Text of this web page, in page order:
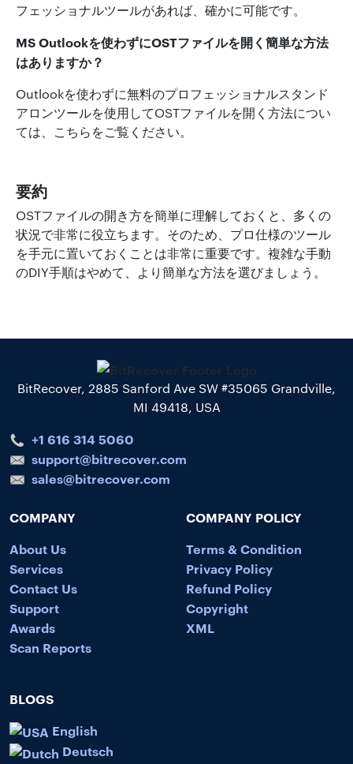
フェッショナルツールがあれば、確かに可能です。
MS Outlookを使わずにOSTファイルを開く簡単な方法
はありますか？
Outlookを使わずに無料のプロフェッショナルスタンド
アロンツールを使用してOSTファイルを開く方法につい
ては、こちらをご覧ください。
要約
OSTファイルの開き方を簡単に理解しておくと、多くの
状況で非常に役立ちます。そのため、プロ仕様のツール
を手元に置いておくことは非常に重要です。複雑な手動
のDIY手順はやめて、より簡単な方法を選びましょう。
BitRecover, 2885 Sanford Ave SW #35065 Grandville,
MI 49418, USA
+1 616 314 5060
support@bitrecover.com
sales@bitrecover.com
COMPANY
About Us
Services
Contact Us
Support
Awards
Scan Reports
COMPANY POLICY
Terms & Condition
Privacy Policy
Refund Policy
Copyright
XML
BLOGS
English
Deutsch